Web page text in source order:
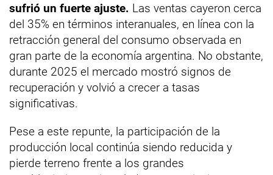
sufrió un fuerte ajuste. Las ventas cayeron cerca
del 35% en términos interanuales, en línea con la
retracción general del consumo observada en
gran parte de la economía argentina. No obstante,
durante 2025 el mercado mostró signos de
recuperación y volvió a crecer a tasas
significativas.
Pese a este repunte, la participación de la
producción local continúa siendo reducida y
pierde terreno frente a los grandes